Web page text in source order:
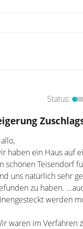
Status:
haben ein Haus auf
schönen Teisendorf
uns natürlich sehr
zu haben.
werden
waren im Verfahren